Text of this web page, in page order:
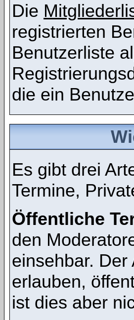
Die
registrierten
Benutzerliste
die ein
Es gibt drei
Termine,
Öffentliche
den
einsehbar.
erlauben,
ist dies aber